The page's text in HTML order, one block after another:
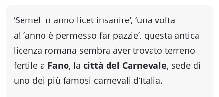
Cose
da
fare
‘Semel in anno licet insanire’, ‘una volta
all’anno è permesso far pazzie’, questa antica
licenza romana sembra aver trovato terreno
fertile a Fano, la città del Carnevale, sede di
uno dei più famosi carnevali d’Italia.